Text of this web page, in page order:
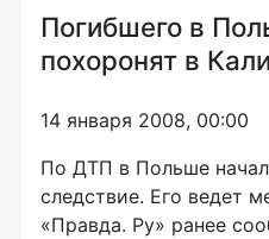
Погибшего в
похоронят в
14 января 2008, 00:00
По ДТП в Польше
следствие. Его ведет
«Правда. Ру» ранее